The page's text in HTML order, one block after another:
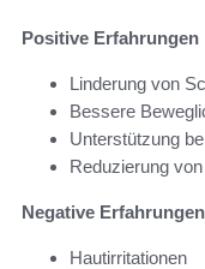
Positive Erfahrungen
Linderung von
Bessere
Unterstützung
Reduzierung
Negative
Hautirritationen